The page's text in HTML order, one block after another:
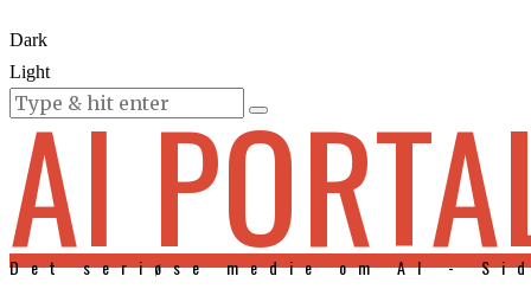
Dark
Light
KURSER
AI
Det seriøse medie om AI -